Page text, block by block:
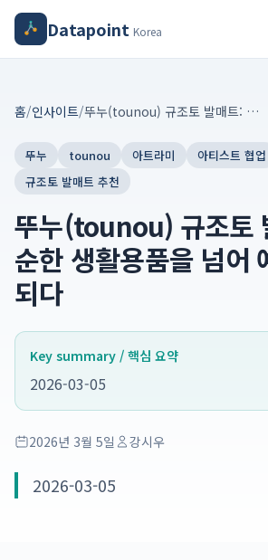
Datapoint Korea
홈/인사이트/ 뚜누(tounou) 규조토 발매트: 단순한 생활용품을 넘어 예술 작품이 되다
뚜누 tounou 아트라미
아티스트 협업
규조토 발매트 추천
뚜누(tounou) 규조토
순한 생활용품을 넘어
되다
Key summary / 핵심 요약
2026-03-05
2026년 3월 5일 강시우
2026-03-05